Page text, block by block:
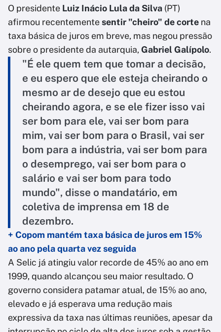
O presidente Luiz Inácio Lula da Silva (PT)
afirmou recentementesentir "cheiro" de corte na
taxa básica de juros em breve, mas negou pressão
sobre o presidente da autarquia, Gabriel Galípolo.
"É ele quem tem que tomar a decisão,
e eu espero que ele esteja cheirando o
mesmo ar de desejo que eu estou
cheirando agora, e se ele fizer isso vai
ser bom para ele, vai ser bom para
mim, vai ser bom para o Brasil, vai ser
bom para a indústria, vai ser bom para
o desemprego, vai ser bom para o
salário e vai ser bom para todo
mundo", disse o mandatário, em
coletiva de imprensa em 18 de
dezembro.
+ Copom mantém taxa básica de juros em 15%
ao ano pela quarta vez seguida
A Selic já atingiu valor recorde de 45% ao ano em
1999, quando alcançou seu maior resultado. O
governo considera patamar atual, de 15% ao ano,
elevado e já esperava uma redução mais
expressiva da taxa nas últimas reuniões, apesar da